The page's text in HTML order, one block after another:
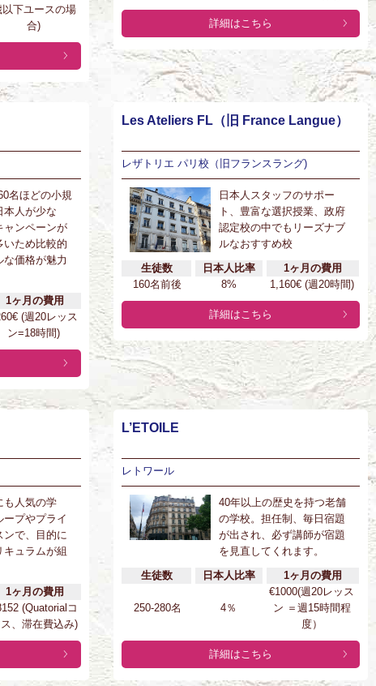
以下ユースの場
合)
詳細はこちら
名ほどの小規
本人が少な
ャンペーンが
いため比較的
な価格が魅力
1ヶ月の費用
(週20レッス
ン=18時間)
Les Ateliers FL（旧 France Langue）
レザトリエ パリ校（旧フランスラング)
日本人スタッフのサポー
ト、豊富な選択授業、政府
認定校の中でもリーズナブ
ルなおすすめ校
生徒数
日本人比率
1ヶ月の費用
160名前後
8% 1,160€ (週20時間)
詳細はこちら
も人気の学
ープやプライ
ンで、目的に
キュラムが組
1ヶ月の費用
(Quatorialコ
、滞在費込み)
L’ETOILE
レトワール
40年以上の歴史を持つ老舗
の学校。担任制、毎日宿題
が出され、必ず講師が宿題
を見直してくれます。
生徒数
日本人比率 1ヶ月の費用
250-280名 4％
€1000(週20レッス
ン ＝週15時間程
度）
詳細はこちら